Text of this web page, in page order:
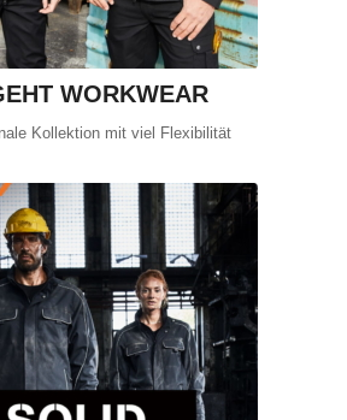
WORKWEAR
Kollektion mit viel Flexibilität